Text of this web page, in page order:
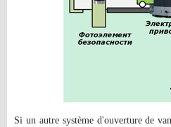
Si un autre système d'ouverture de